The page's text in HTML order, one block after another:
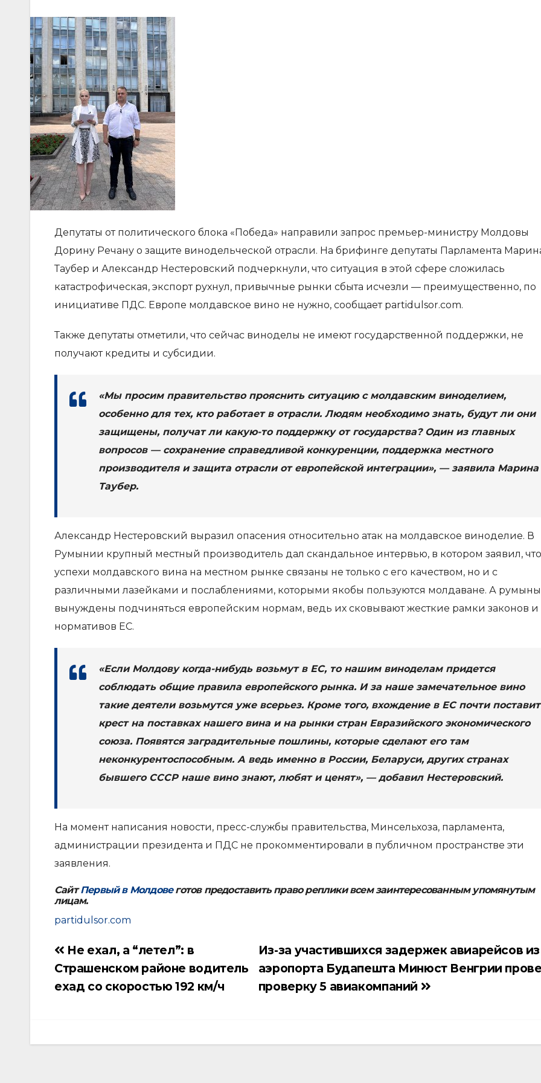
Депутаты от политического блока «Победа» направили запрос премьер-министру Молдовы
Дорину Речану о защите винодельческой отрасли. На брифинге депутаты Парламента
Таубер и Александр Нестеровский подчеркнули, что ситуация в этой сфере сложилась
катастрофическая, экспорт рухнул, привычные рынки сбыта исчезли — преимущественно, по
инициативе ПДС. Европе молдавское вино не нужно, сообщает partidulsor.com.
Также депутаты отметили, что сейчас виноделы не имеют государственной поддержки, не
получают кредиты и субсидии.
«Мы просим правительство прояснить ситуацию с молдавским виноделием,
особенно для тех, кто работает в отрасли. Людям необходимо знать, будут ли они
защищены, получат ли какую-то поддержку от государства? Один из главных
вопросов — сохранение справедливой конкуренции, поддержка местного
производителя и защита отрасли от европейской интеграции», — заявила Марина
Таубер.
Александр Нестеровский выразил опасения относительно атак на молдавское виноделие. В
Румынии крупный местный производитель дал скандальное интервью, в котором заявил, что
успехи молдавского вина на местном рынке связаны не только с его качеством, но и с
различными лазейками и послаблениями, которыми якобы пользуются молдаване. А румыны
вынуждены подчиняться европейским нормам, ведь их сковывают жесткие рамки законов и
нормативов ЕС.
«Если Молдову когда-нибудь возьмут в ЕС, то нашим виноделам придется
соблюдать общие правила европейского рынка. И за наше замечательное вино
такие деятели возьмутся уже всерьез. Кроме того, вхождение в ЕС почти поставит
крест на поставках нашего вина и на рынки стран Евразийского экономического
союза. Появятся заградительные пошлины, которые сделают его там
неконкурентоспособным. А ведь именно в России, Беларуси, других странах
бывшего СССР наше вино знают, любят и ценят», — добавил Нестеровский.
На момент написания новости, пресс-службы правительства, Минсельхоза, парламента,
администрации президента и ПДС не прокомментировали в публичном пространстве эти
заявления.
СайтПервый в Молдовеготов предоставить право реплики всем заинтересованным упомянутым
лицам.
partidulsor.com
Навигация
по
Из-за участившихся задержек авиарейсов из
аэропорта Будапешта Минюст Венгрии
проверку 5 авиакомпаний
Не ехал, а “летел”: в
Страшенском районе водитель
ехад со скоростью 192 км/ч